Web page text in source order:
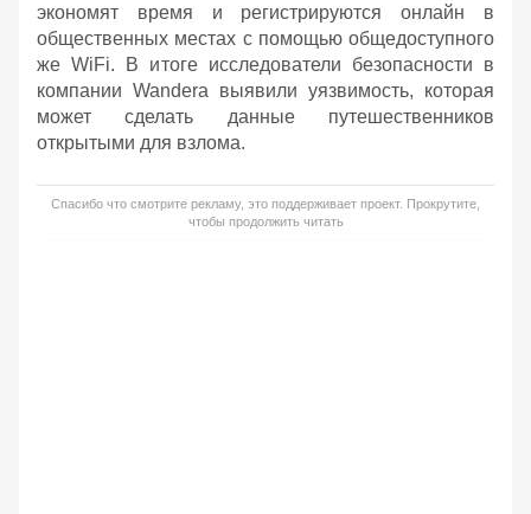
экономят время и регистрируются онлайн в
общественных местах с помощью общедоступного
же WiFi. В итоге исследователи безопасности в
компании Wandera выявили уязвимость, которая
может сделать данные путешественников
открытыми для взлома.
Спасибо что смотрите рекламу, это поддерживает проект. Прокрутите,
чтобы продолжить читать